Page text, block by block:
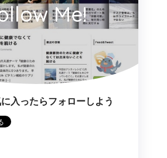
Me!
入ったらフォローしよう